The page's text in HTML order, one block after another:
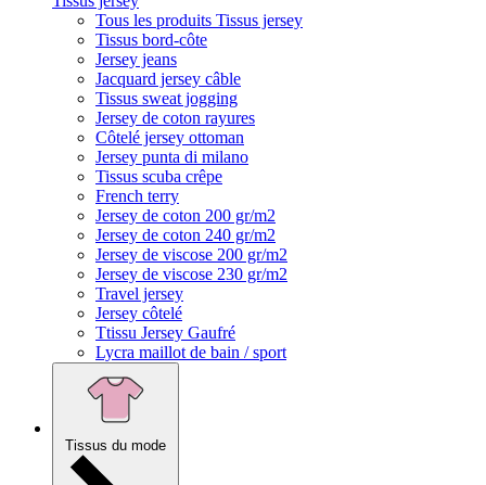
Tous les produits Tissus jersey
Tissus bord-côte
Jersey jeans
Jacquard jersey câble
Tissus sweat jogging
Jersey de coton rayures
Côtelé jersey ottoman
Jersey punta di milano
Tissus scuba crêpe
French terry
Jersey de coton 200 gr/m2
Jersey de coton 240 gr/m2
Jersey de viscose 200 gr/m2
Jersey de viscose 230 gr/m2
Travel jersey
Jersey côtelé
Ttissu Jersey Gaufré
Lycra maillot de bain / sport
Tissus du mode